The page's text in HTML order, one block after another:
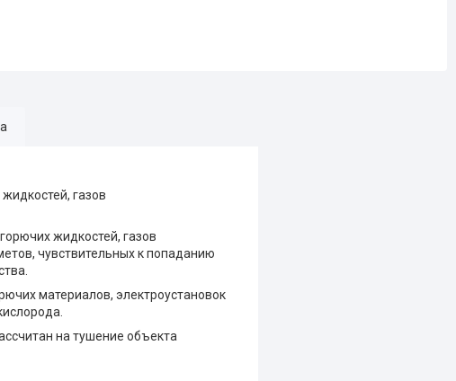
газов
жидкостей, газов
чувствительных к попаданию
материалов, электроустановок
на тушение объекта